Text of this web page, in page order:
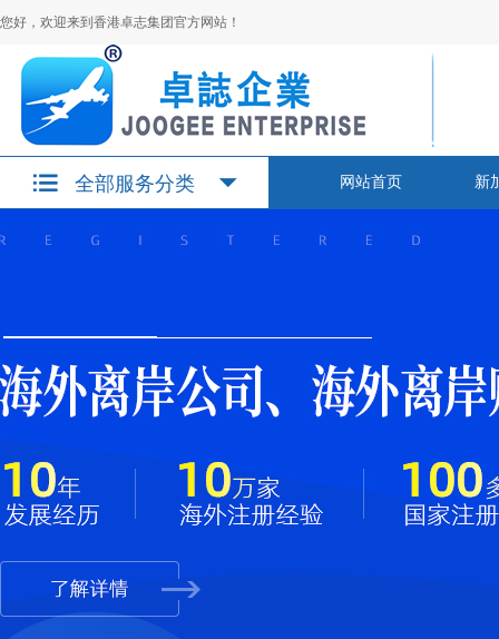
您好，欢迎来到香港卓志集团官方网站！
全部服务分类 网站首页 新